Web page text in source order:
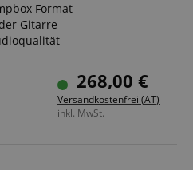
Format
Gitarre
Styles
Songs
Kick und Snare Drum
268,00 €
Versandkostenfrei (AT)
inkl. MwSt.